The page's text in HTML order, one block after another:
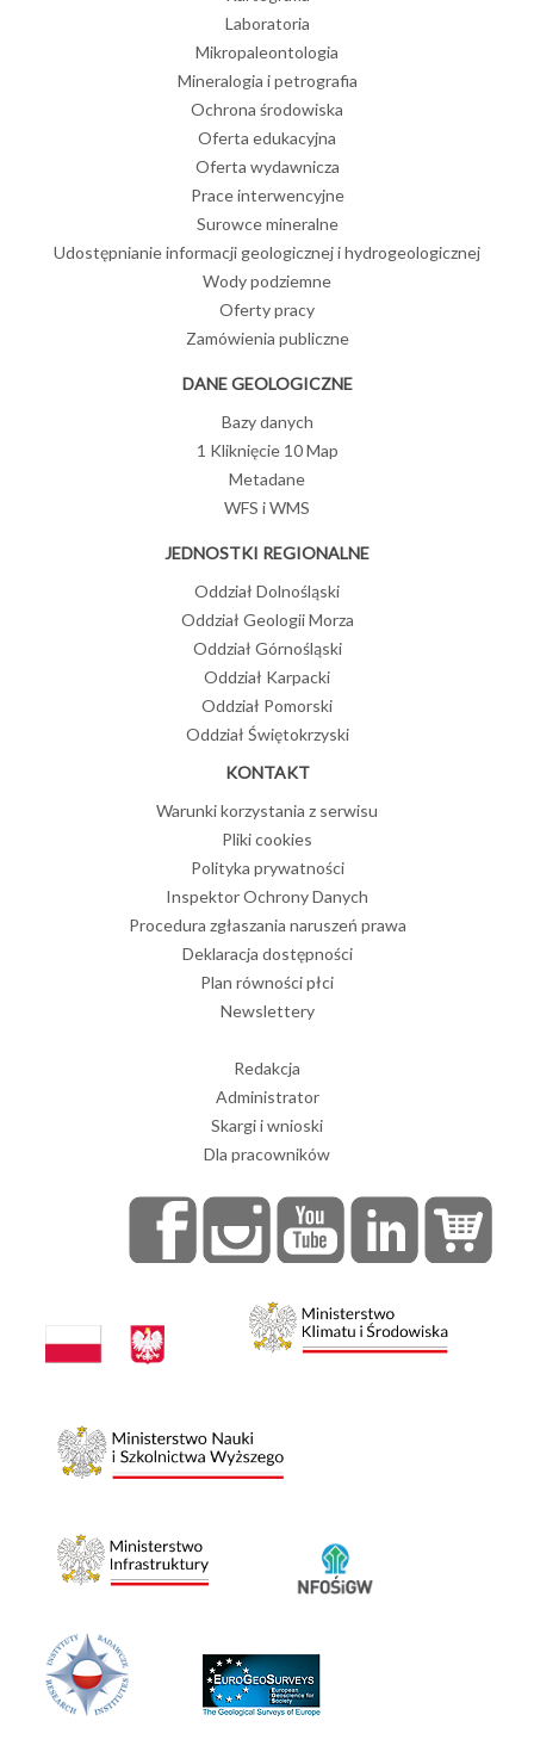
Laboratoria
Mikropaleontologia
Mineralogia i petrografia
Ochrona środowiska
Oferta edukacyjna
Oferta wydawnicza
Prace interwencyjne
Surowce mineralne
Udostępnianie informacji geologicznej i hydrogeologicznej
Wody podziemne
Oferty pracy
Zamówienia publiczne
DANE GEOLOGICZNE
Bazy danych
1 Kliknięcie 10 Map
Metadane
WFS i WMS
JEDNOSTKI REGIONALNE
Oddział Dolnośląski
Oddział Geologii Morza
Oddział Górnośląski
Oddział Karpacki
Oddział Pomorski
Oddział Świętokrzyski
KONTAKT
Warunki korzystania z serwisu
Pliki cookies
Polityka prywatności
Inspektor Ochrony Danych
Procedura zgłaszania naruszeń prawa
Deklaracja dostępności
Plan równości płci
Newslettery
Redakcja
Administrator
Skargi i wnioski
Dla pracowników